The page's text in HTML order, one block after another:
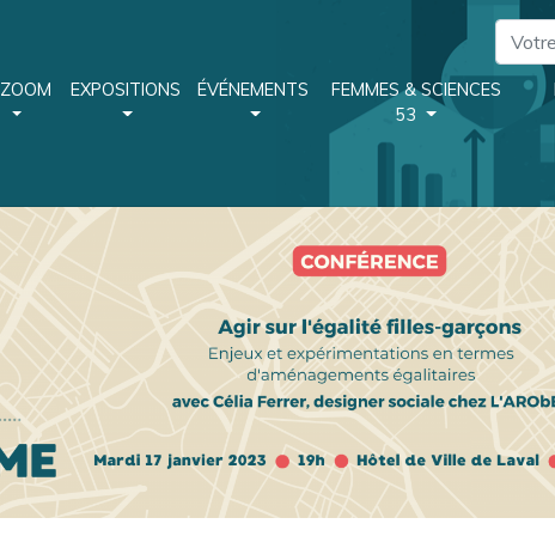
EXPOSITIONS ÉVÉNEMENTS
FEMMES & SCIENCES
53